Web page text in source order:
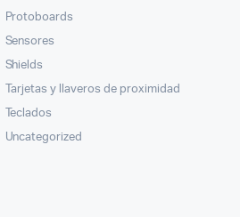
Protoboards
Sensores
Shields
Tarjetas y llaveros de proximidad
Teclados
Uncategorized